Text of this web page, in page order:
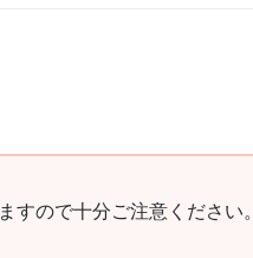
すので十分ご注意ください。